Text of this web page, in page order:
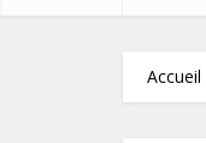
Accueil